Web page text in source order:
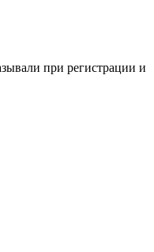
при регистрации и